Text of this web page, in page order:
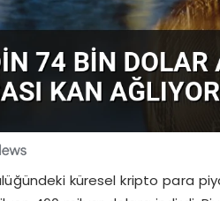
küresel kripto para